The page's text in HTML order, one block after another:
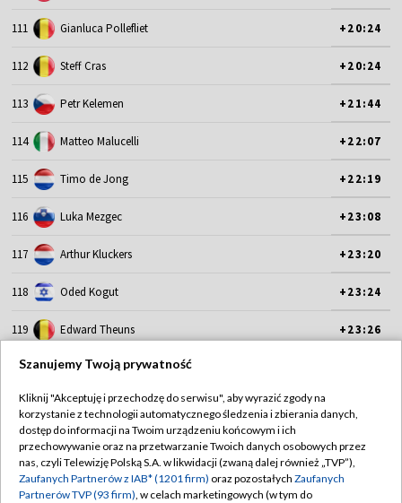
111 Gianluca Pollefliet +20:24
112 Steff Cras +20:24
113 Petr Kelemen +21:44
114 Matteo Malucelli +22:07
115 Timo de Jong +22:19
116 Luka Mezgec +23:08
117 Arthur Kluckers +23:20
118 Oded Kogut +23:24
119 Edward Theuns +23:26
120 Danny Van Poppel
121 Tord Gudmestad
122 Stefan Bissegger +25:57
123 Simon Dehairs +26:04
Szanujemy Twoją prywatność
Kliknij "Akceptuję i przechodzę do serwisu", aby wyrazić zgody na
korzystanie z technologii automatycznego śledzenia i zbierania danych,
dostęp do informacji na Twoim urządzeniu końcowym i ich
przechowywanie oraz na przetwarzanie Twoich danych osobowych przez
nas, czyli Telewizję Polską S.A. w likwidacji (zwaną dalej również „TVP”),
Zaufanych Partnerów z IAB* (1201 firm) oraz pozostałych Zaufanych
Partnerów TVP (93 firm), w celach marketingowych (w tym do